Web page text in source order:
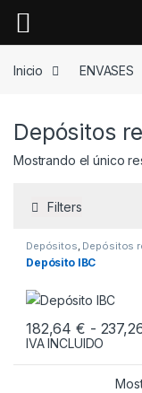
Inicio
ENVASES
Depósitos
Mostrando el único
Filters
Depósitos, Depósitos
ENVASES
Depósito IBC
182,64€ -
IVA INCLUIDO
Este producto